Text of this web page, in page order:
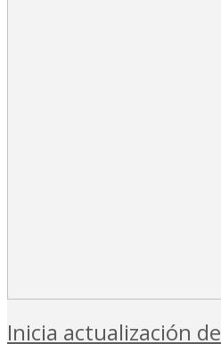
Inicia actualización de